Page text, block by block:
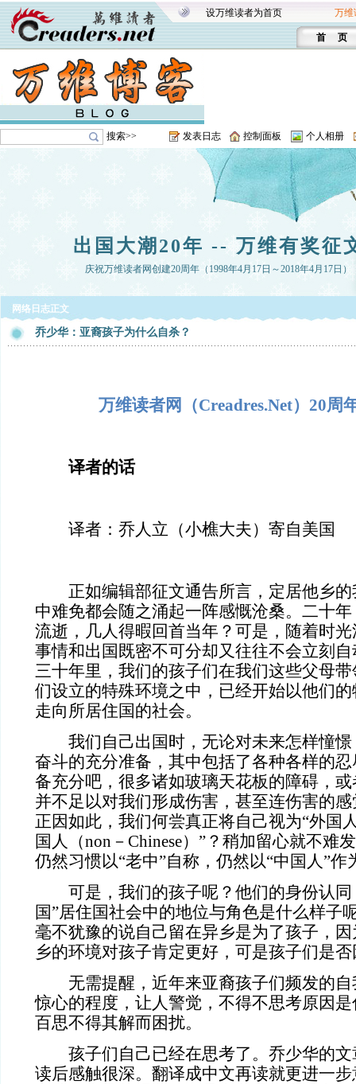
设万维读者为首页 万维
首 页
搜索>> 发表日志 控制面板 个人相册
出国大潮20年 -- 万维有奖征
庆祝万维读者网创建20周年（1998年4月17日～2018年4月17日）
网络日志正文
乔少华：亚裔孩子为什么自杀？
万维读者网（Creadres.Net）20周
译者的话
译者：乔人立（小樵大夫）寄自美国
正如编辑部征文通告所言，定居他乡的
中难免都会随之涌起一阵感慨沧桑。二十
流逝，几人得暇回首当年？可是，随着时
事情和出国既密不可分却又往往不会立刻
三十年里，我们的孩子们在我们这些父母
们设立的特殊环境之中，已经开始以他们
走向所居住国的社会。
我们自己出国时，无论对未来怎样憧憬
奋斗的充分准备，其中包括了各种各样的
备充分吧，很多诸如玻璃天花板的障碍，
并不足以对我们形成伤害，甚至连伤害的
正因如此，我们何尝真正将自己视为“外国
国人（non－Chinese）”？稍加留心就不难
仍然习惯以“老中”自称，仍然以“中国人”
可是，我们的孩子呢？他们的身份认同
国”居住国社会中的地位与角色是什么样子
毫不犹豫的说自己留在异乡是为了孩子，
乡的环境对孩子肯定更好，可是孩子们是
无需提醒，近年来亚裔孩子们频发的自
惊心的程度，让人警觉，不得不思考原因
百思不得其解而困扰。
孩子们自己已经在思考了。乔少华的文
读后感触很深。翻译成中文再读就更进一